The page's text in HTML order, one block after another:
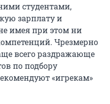
студентами,
зарплату и
имея при этом ни
Чрезмерно
всего раздражающе
по подбору
«игрекам»